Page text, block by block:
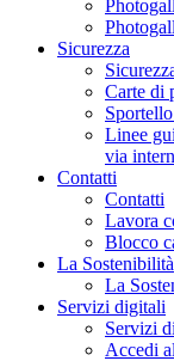
Sicurezza
Carte di
Linee
via
Contatti
Contatti
Lavora
Blocco
La Sostenibilità
La
Servizi digitali
Servizi
Accedi